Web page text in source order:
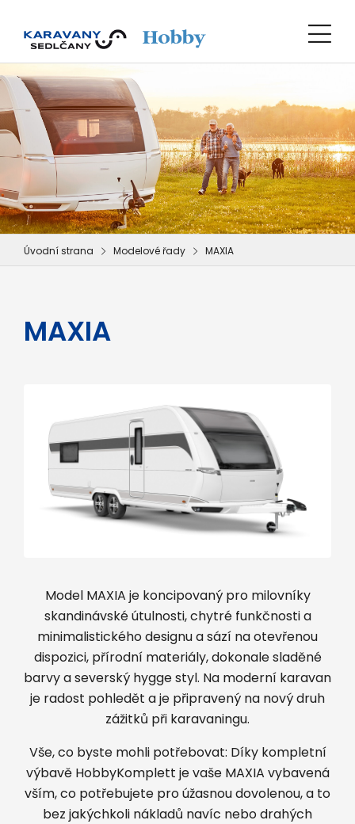
Úvodní strana Modelové řady MAXIA
MAXIA
Model MAXIA je koncipovaný pro milovníky
skandinávské útulnosti, chytré funkčnosti a
minimalistického designu a sází na otevřenou
dispozici, přírodní materiály, dokonale sladěné
barvy a severský hygge styl. Na moderní karavan
je radost pohledět a je připravený na nový druh
zážitků při karavaningu.
Vše, co byste mohli potřebovat: Díky kompletní
výbavě HobbyKomplett je vaše MAXIA vybavená
vším, co potřebujete pro úžasnou dovolenou, a to
bez jakýchkoli nákladů navíc nebo drahých